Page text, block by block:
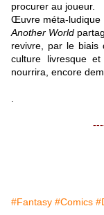
procurer au joueur.
Œuvre méta-ludique
Another World
revivre, par le biais
culture livresque
nourrira, encore
#Fantasy #Comics